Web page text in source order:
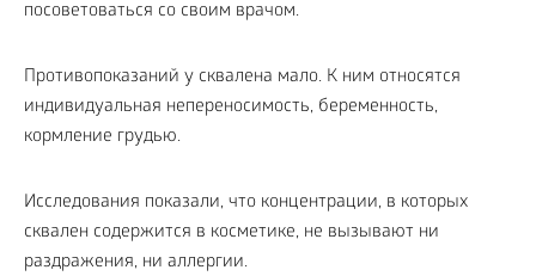
посоветоваться со своим врачом.
Противопоказаний у сквалена мало. К ним относятся
индивидуальная непереносимость, беременность,
кормление грудью.
Исследования показали, что концентрации, в которых
сквален содержится в косметике, не вызывают ни
раздражения, ни аллергии.